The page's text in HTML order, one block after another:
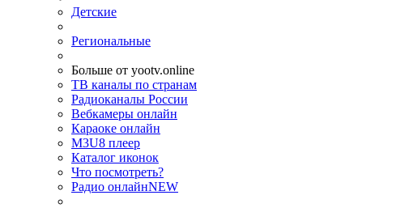
Детские
Региональные
Больше от yootv.online
ТВ каналы по странам
Радиоканалы России
Вебкамеры онлайн
Караоке онлайн
M3U8 плеер
Каталог иконок
Что посмотреть?
Радио онлайнNEW